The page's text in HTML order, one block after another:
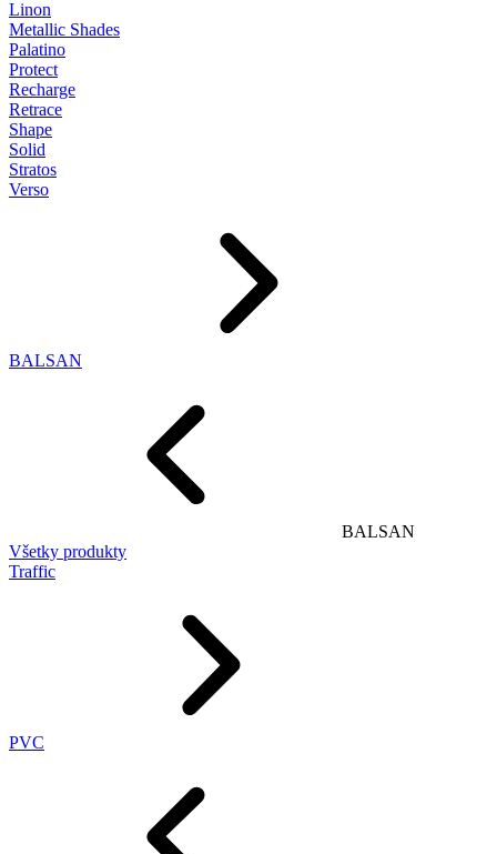
Linon
Metallic Shades
Palatino
Protect
Recharge
Retrace
Shape
Solid
Stratos
Verso
BALSAN
BALSAN
Všetky produkty
Traffic
PVC